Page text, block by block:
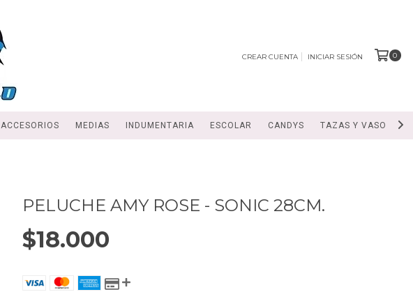
CREAR CUENTA INICIAR SESIÓN 0
ACCESORIOS MEDIAS INDUMENTARIA ESCOLAR CANDYS TAZAS Y VASOS
PELUCHE AMY ROSE - SONIC 28CM.
$18.000